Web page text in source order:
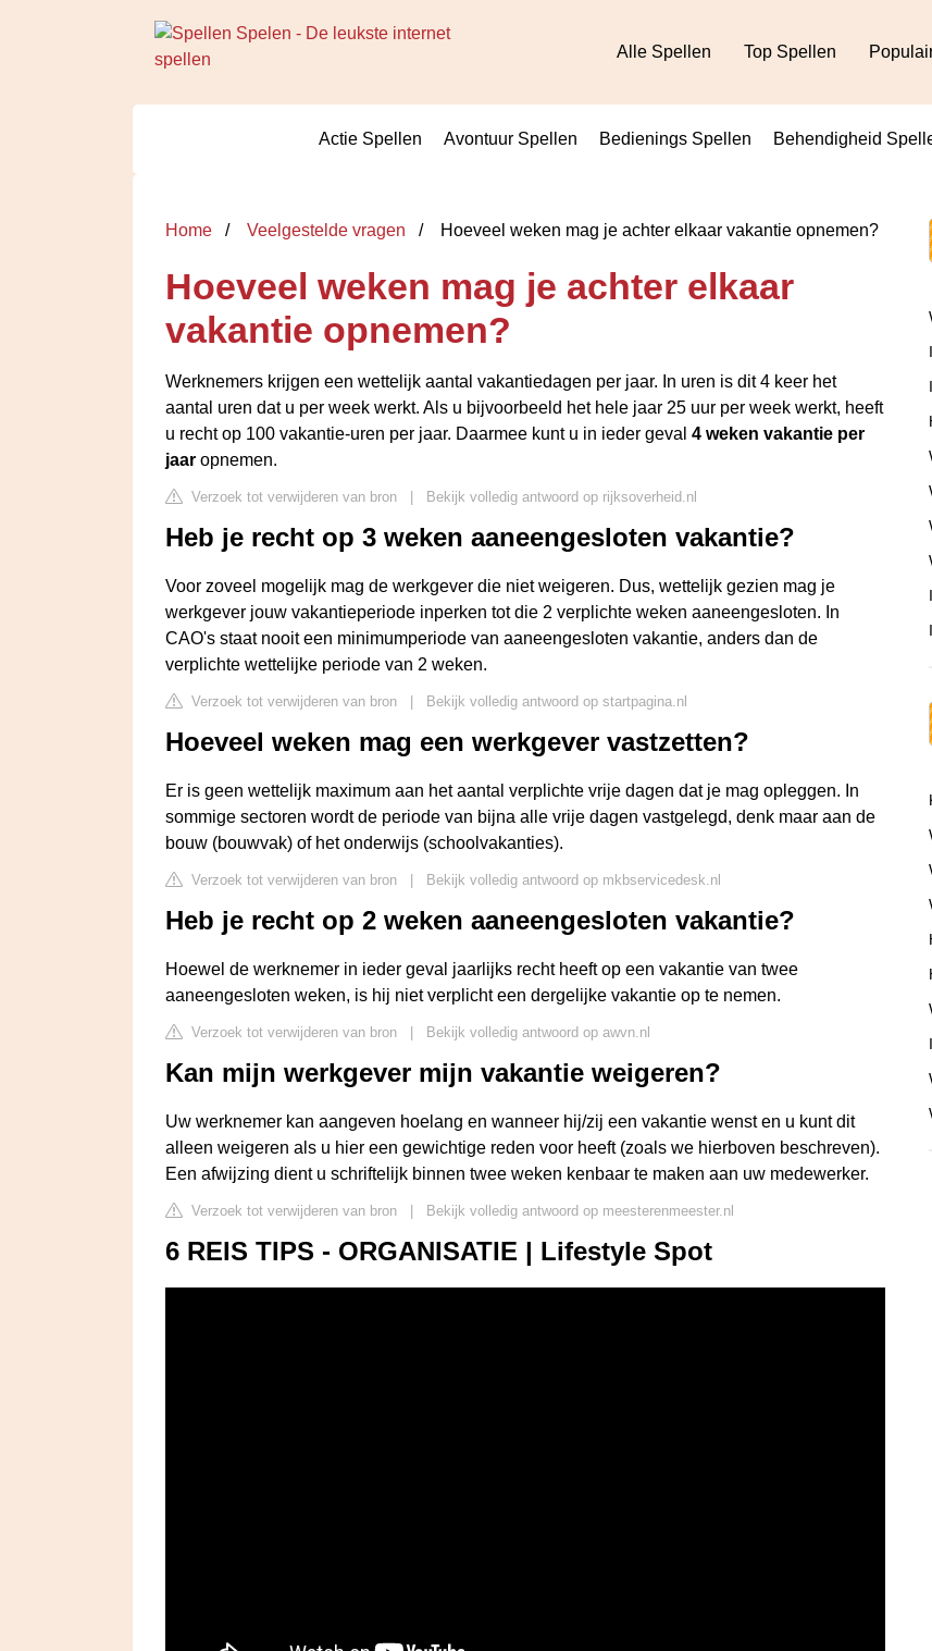
Alle Spellen Top Spellen
Actie Spellen Avontuur Spellen Bedienings Spellen Behendigheid
Home Veelgestelde vragen Hoeveel weken mag je achter elkaar vakantie opnemen?
Hoeveel weken mag je achter elkaar
vakantie opnemen?
Werknemers krijgen een wettelijk aantal vakantiedagen per jaar. In uren is dit 4 keer het
aantal uren dat u per week werkt. Als u bijvoorbeeld het hele jaar 25 uur per week werkt, heeft
u recht op 100 vakantie-uren per jaar. Daarmee kunt u in ieder geval 4 weken vakantie per
jaar opnemen.
Verzoek tot verwijderen van bron Bekijk volledig antwoord op rijksoverheid.nl
Heb je recht op 3 weken aaneengesloten vakantie?
Voor zoveel mogelijk mag de werkgever die niet weigeren. Dus, wettelijk gezien mag je
werkgever jouw vakantieperiode inperken tot die 2 verplichte weken aaneengesloten. In
CAO's staat nooit een minimumperiode van aaneengesloten vakantie, anders dan de
verplichte wettelijke periode van 2 weken.
Verzoek tot verwijderen van bron Bekijk volledig antwoord op startpagina.nl
Hoeveel weken mag een werkgever vastzetten?
Er is geen wettelijk maximum aan het aantal verplichte vrije dagen dat je mag opleggen. In
sommige sectoren wordt de periode van bijna alle vrije dagen vastgelegd, denk maar aan de
bouw (bouwvak) of het onderwijs (schoolvakanties).
Verzoek tot verwijderen van bron Bekijk volledig antwoord op mkbservicedesk.nl
Heb je recht op 2 weken aaneengesloten vakantie?
Hoewel de werknemer in ieder geval jaarlijks recht heeft op een vakantie van twee
aaneengesloten weken, is hij niet verplicht een dergelijke vakantie op te nemen.
Verzoek tot verwijderen van bron Bekijk volledig antwoord op awvn.nl
Kan mijn werkgever mijn vakantie weigeren?
Uw werknemer kan aangeven hoelang en wanneer hij/zij een vakantie wenst en u kunt dit
alleen weigeren als u hier een gewichtige reden voor heeft (zoals we hierboven beschreven).
Een afwijzing dient u schriftelijk binnen twee weken kenbaar te maken aan uw medewerker.
Verzoek tot verwijderen van bron Bekijk volledig antwoord op meesterenmeester.nl
6 REIS TIPS - ORGANISATIE | Lifestyle Spot